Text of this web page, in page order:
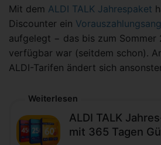
Mit dem ALDI TALK Jahrespaket
Discounter ein
aufgelegt − das bis zum
verfügbar war (seitdem schon).
ALDI-Tarifen ändert sich
Weiterlesen
ALDI TALK
mit 365 Tagen